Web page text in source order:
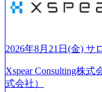
としたサービスを提
ティングファームや
の社員が活躍してい
制、有給休暇初年度
ど、充実した休暇制
る、失敗を恐れずに
WNERSHIP当事者で
だわろう 今すぐ決め
回す、結果が出るま
0:00 (60分) 2026年8月
2026年8月21日(金) サ
Xspear Consulting株
式会社）